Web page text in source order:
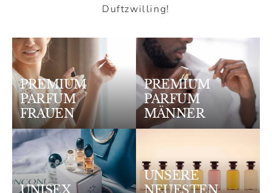
Duftzwilling!
PREMIUM
PARFUM
FRAUEN
PREMIUM
PARFUM
MÄNNER
UNISEX
UNSERE
NEUESTEN